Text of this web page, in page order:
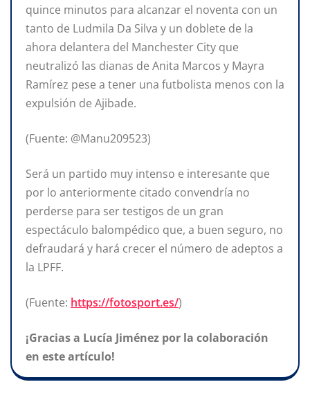
quince minutos para alcanzar el noventa con un
tanto de Ludmila Da Silva y un doblete de la
ahora delantera del Manchester City que
neutralizó las dianas de Anita Marcos y Mayra
Ramírez pese a tener una futbolista menos con la
expulsión de Ajibade.
(Fuente: @Manu209523)
Será un partido muy intenso e interesante que
por lo anteriormente citado convendría no
perderse para ser testigos de un gran
espectáculo balompédico que, a buen seguro, no
defraudará y hará crecer el número de adeptos a
la LPFF.
(Fuente: https://fotosport.es/)
¡Gracias a Lucía Jiménez por la colaboración
en este artículo!